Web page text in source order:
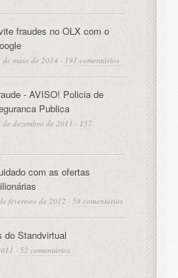
fraudes no OLX com o
de maio de 2014 · 191 comentários
- AVISO! Policia de
Publica
de dezembro de 2011 · 157
com as ofertas
fevereiro de 2012 · 58 comentários
do Standvirtual
· 52 comentários